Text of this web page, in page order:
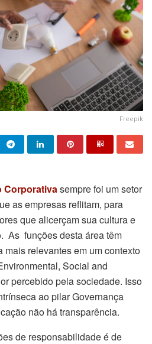
Freepik
Corporativasempre foi um setor
as empresas reflitam, para
que alicerçam sua cultura e
As funções desta área têm
relevantes em um contexto
Social and
percebido pela sociedade. Isso
ao pilar Governança
não há transparência.
de responsabilidade é de